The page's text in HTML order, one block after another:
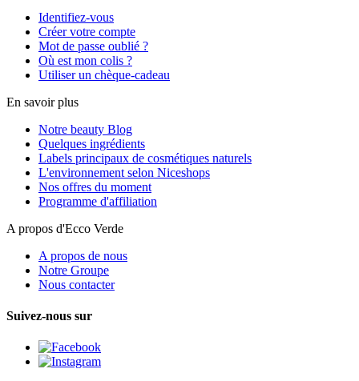
Identifiez-vous
Créer votre compte
Mot de passe oublié ?
Où est mon colis ?
Utiliser un chèque-cadeau
En savoir plus
Notre beauty Blog
Quelques ingrédients
Labels principaux de cosmétiques naturels
L'environnement selon Niceshops
Nos offres du moment
Programme d'affiliation
A propos d'Ecco Verde
A propos de nous
Notre Groupe
Nous contacter
Suivez-nous sur